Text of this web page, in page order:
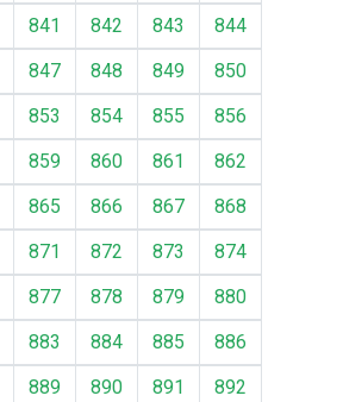
841 842 843
844
847 848 849
850
853 854 855
856
859 860 861
862
865 866 867
868
871 872 873
874
877 878 879
880
883 884 885
886
889 890 891
892